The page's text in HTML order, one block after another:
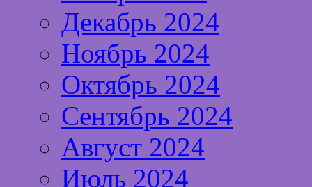
Декабрь 2024
Ноябрь 2024
Октябрь 2024
Сентябрь 2024
Август 2024
Июль 2024